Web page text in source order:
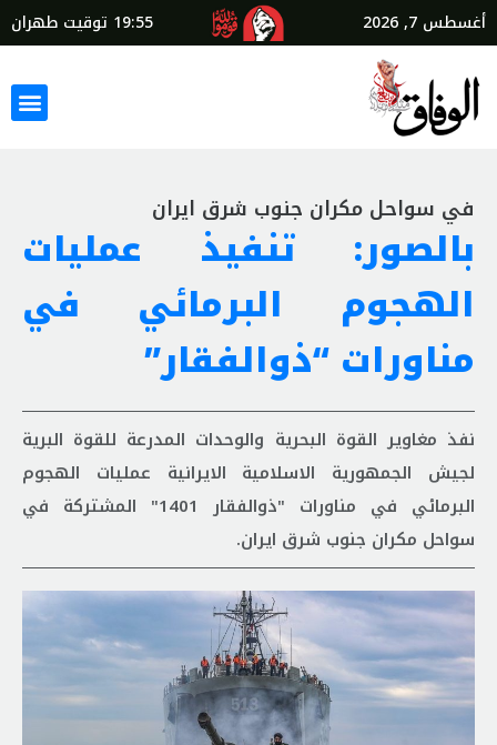
أغسطس 7, 2026 19:55 توقيت طهران
في سواحل مکران جنوب شرق ايران
بالصور: تنفيذ عمليات
الهجوم البرمائي في
مناورات “ذوالفقار”
نفذ مغاوير القوة البحرية والوحدات المدرعة للقوة البرية
لجيش الجمهورية الاسلامية الايرانية عملیات الهجوم
البرمائي في مناورات "ذوالفقار 1401" المشتركة في
سواحل مکران جنوب شرق ايران.